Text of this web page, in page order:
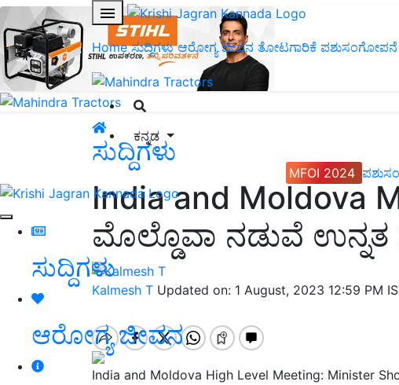
Home ಸುದ್ದಿಗಳು ಆರೋಗ್ಯ ಜೀವನ ತೋಟಗಾರಿಕೆ ಪಶುಸಂಗೋಪನೆ
ಕನ್ನಡ
MFOI 2024
ಸುದ್ದಿಗಳು
ಆರೋಗ್ಯ ಜೀವನ
ಸುದ್ದಿಗಳು
India and Moldova
ಮೊಲ್ಡೊವಾ ನಡುವೆ
Kalmesh T Updated on: 1 August, 2023 12:59 PM
India and Moldova High Level Meeting: Minister